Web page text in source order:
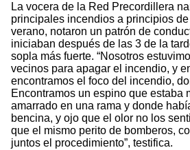
La vocera de la Red Precordillera
principales incendios a principios
verano, notaron un patrón de
iniciaban después de las 3 de la
sopla más fuerte. “Nosotros
vecinos para apagar el incendio, y
encontramos el foco del incendio,
Encontramos un espino que estaba
amarrado en una rama y donde
bencina, y ojo que el olor no los
que el mismo perito de bomberos,
juntos el procedimiento”, testifica.